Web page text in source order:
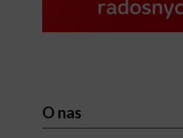
O nas